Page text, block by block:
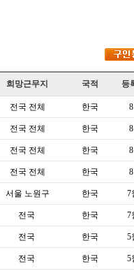
희망근무지 국적 등
전국 전체 한국
전국 전체 한국
전국 전체 한국
전국 전체 한국
서울 노원구 한국 7
전국 한국 7
전국 한국 5
전국 한국 5